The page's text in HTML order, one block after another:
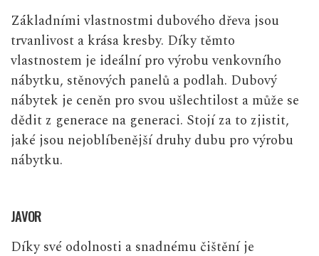
Základními vlastnostmi dubového dřeva jsou
trvanlivost a krása kresby. Díky těmto
vlastnostem je ideální pro výrobu venkovního
nábytku, stěnových panelů a podlah. Dubový
nábytek je ceněn pro svou ušlechtilost a může se
dědit z generace na generaci. Stojí za to zjistit,
jaké jsou nejoblíbenější druhy dubu pro výrobu
nábytku.
JAVOR
Díky své odolnosti a snadnému čištění je